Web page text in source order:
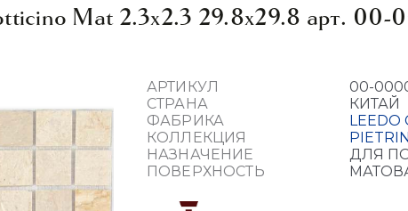
Mat 2.3х2.3 29.8x29.8 арт. 00-
АРТИКУЛ
00-
СТРАНА
КИТАЙ
ФАБРИКА
LEEDO
КОЛЛЕКЦИЯ
НАЗНАЧЕНИЕ
ДЛЯ
ПОВЕРХНОСТЬ